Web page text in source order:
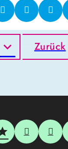
Zurück